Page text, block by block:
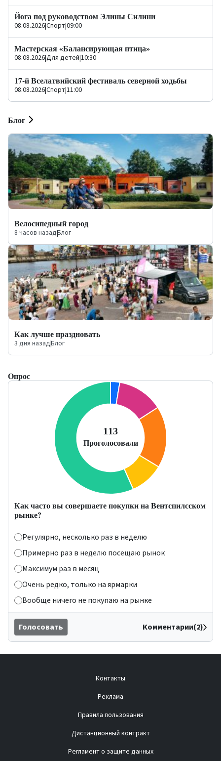
Йога под руководством Элины Силини
08.08.2026|Спорт|09:00
Мастерская «Балансирующая птица»
08.08.2026|Для детей|10:30
17-й Вселатвийский фестиваль северной ходьбы
08.08.2026|Спорт|11:00
Блог
Велосипедный город
8 часов назад|Блог
Как лучше праздновать
3 дня назад|Блог
Опрос
Как часто вы совершаете покупки на Вентспилсском
рынке?
Регулярно, несколько раз в неделю
Примерно раз в неделю посещаю рынок
Максимум раз в месяц
Очень редко, только на ярмарки
Вообще ничего не покупаю на рынке
Голосовать Комментарии(2)
Контакты
Реклама
Правила пользования
Дистанционный контракт
Регламент о защите данных